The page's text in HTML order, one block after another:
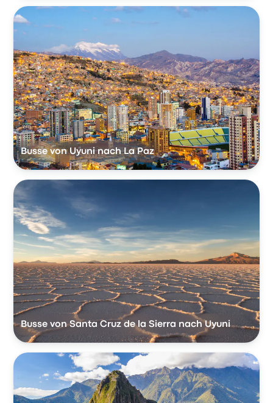
Busse von Uyuni nach La Paz
Busse von Santa Cruz de la Sierra nach Uyuni